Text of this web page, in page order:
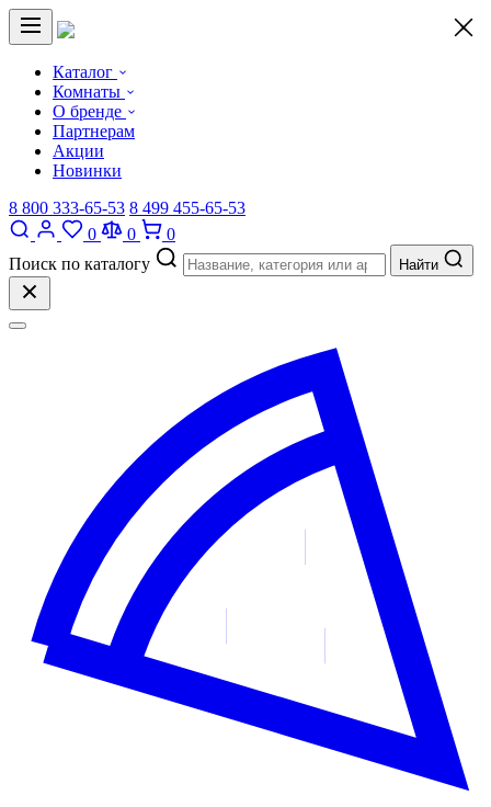
Каталог
Комнаты
О бренде
Партнерам
Акции
Новинки
8 800 333-65-53 8 499 455-65-53
0
0
0
Поиск по каталогу
Найти
×